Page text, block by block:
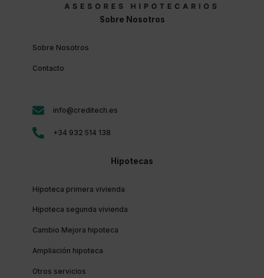
Sobre Nosotros
Sobre Nosotros
Contacto
info@creditech.es
+34 932 514 138
Hipotecas
Hipoteca primera vivienda
Hipoteca segunda vivienda
Cambio Mejora hipoteca
Ampliación hipoteca
Otros servicios